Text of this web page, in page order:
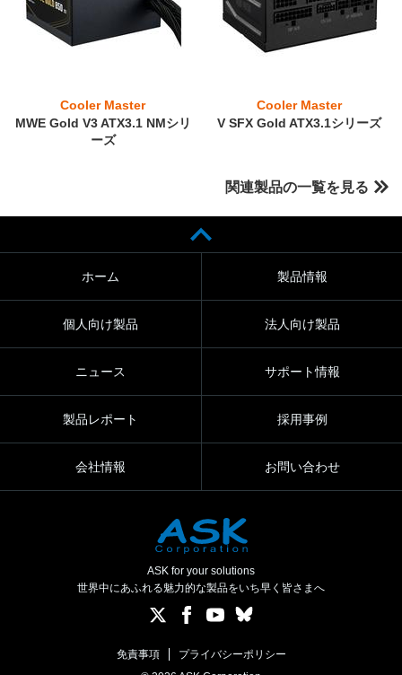
Cooler Master
MWE Gold V3 ATX3.1 NMシリ
ーズ
Cooler Master
V SFX Gold ATX3.1シリーズ
関連製品の一覧を見る
ホーム 製品情報
個人向け製品 法人向け製品
ニュース サポート情報
製品レポート 採用事例
会社情報 お問い合わせ
ASK for your solutions
世界中にあふれる魅力的な製品をいち早く皆さまへ
免責事項
プライバシーポリシー